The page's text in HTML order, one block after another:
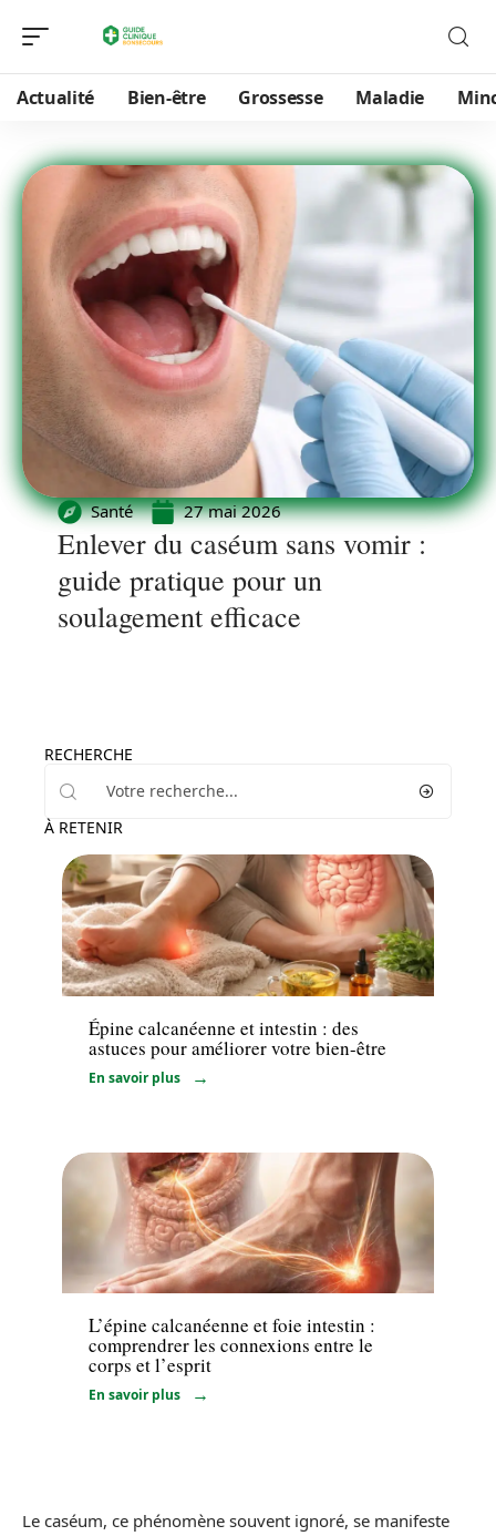
Actualité Bien-être Grossesse Maladie
Santé 27 mai 2026
Enlever du caséum sans vomir :
guide pratique pour un
soulagement efficace
RECHERCHE
À RETENIR
Bien-être
Épine calcanéenne et intestin : des
astuces pour améliorer votre bien-être
En savoir plus
Bien-être
L’épine calcanéenne et foie intestin :
comprendrer les connexions entre le
corps et l’esprit
En savoir plus
Le caséum, ce phénomène souvent ignoré, se manifeste